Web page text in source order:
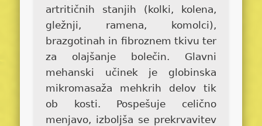
artritičnih stanjih (kolki, kolena,
gležnji, ramena, komolci),
brazgotinah in fibroznem tkivu ter
za olajšanje bolečin. Glavni
mehanski učinek je globinska
mikromasaža mehkrih delov tik
ob kosti. Pospešuje celično
menjavo, izboljša se prekrvavitev